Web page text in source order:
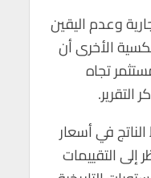
وعدم اليقين
الأخرى أن
تجاه
في أسعار
التقييمات